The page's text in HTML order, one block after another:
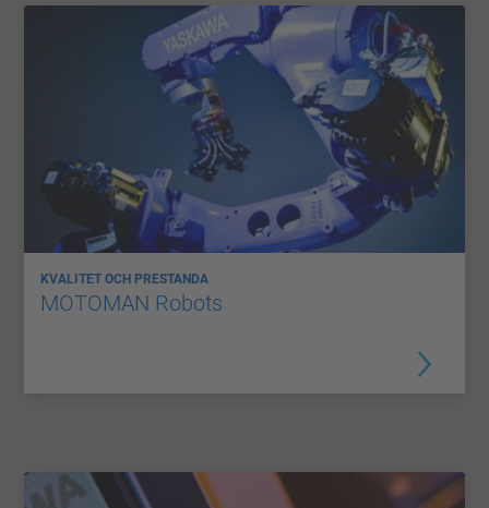
KVALITET OCH PRESTANDA
MOTOMAN Robots